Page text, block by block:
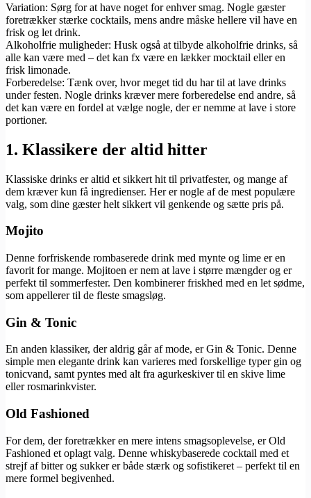
Variation: Sørg for at have noget for enhver smag. Nogle gæster
foretrækker stærke cocktails, mens andre måske hellere vil have en
frisk og let drink.
Alkoholfrie muligheder: Husk også at tilbyde alkoholfrie drinks, så
alle kan være med – det kan fx være en lækker mocktail eller en
frisk limonade.
Forberedelse: Tænk over, hvor meget tid du har til at lave drinks
under festen. Nogle drinks kræver mere forberedelse end andre, så
det kan være en fordel at vælge nogle, der er nemme at lave i store
portioner.
1. Klassikere der altid hitter
Klassiske drinks er altid et sikkert hit til privatfester, og mange af
dem kræver kun få ingredienser. Her er nogle af de mest populære
valg, som dine gæster helt sikkert vil genkende og sætte pris på.
Mojito
Denne forfriskende rombaserede drink med mynte og lime er en
favorit for mange. Mojitoen er nem at lave i større mængder og er
perfekt til sommerfester. Den kombinerer friskhed med en let sødme,
som appellerer til de fleste smagsløg.
Gin & Tonic
En anden klassiker, der aldrig går af mode, er Gin & Tonic. Denne
simple men elegante drink kan varieres med forskellige typer gin og
tonicvand, samt pyntes med alt fra agurkeskiver til en skive lime
eller rosmarinkvister.
Old Fashioned
For dem, der foretrækker en mere intens smagsoplevelse, er Old
Fashioned et oplagt valg. Denne whiskybaserede cocktail med et
strejf af bitter og sukker er både stærk og sofistikeret – perfekt til en
mere formel begivenhed.